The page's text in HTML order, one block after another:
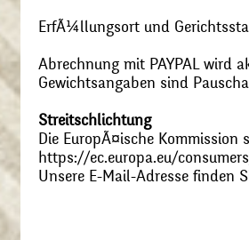
ErfÃ¼llungsort und
Abrechnung mit PAYPAL wird
Gewichtsangaben sind
Streitschlichtung
Die EuropÃ¤ische
https://ec.europa.eu/
Unsere E-Mail-Adresse finden